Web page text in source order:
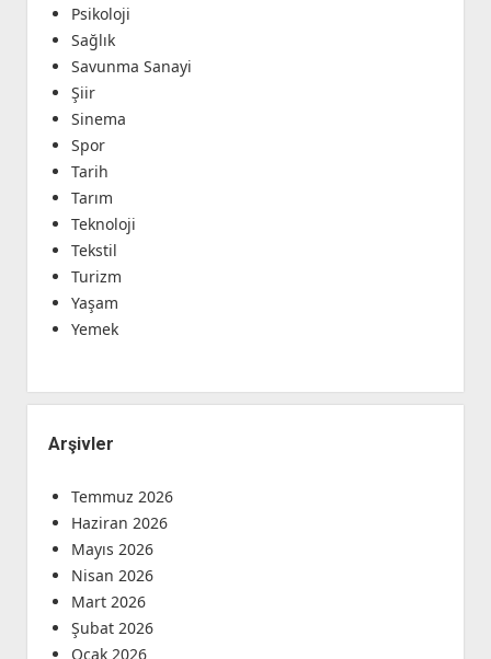
Psikoloji
Sağlık
Savunma Sanayi
Şiir
Sinema
Spor
Tarih
Tarım
Teknoloji
Tekstil
Turizm
Yaşam
Yemek
Arşivler
Temmuz 2026
Haziran 2026
Mayıs 2026
Nisan 2026
Mart 2026
Şubat 2026
Ocak 2026